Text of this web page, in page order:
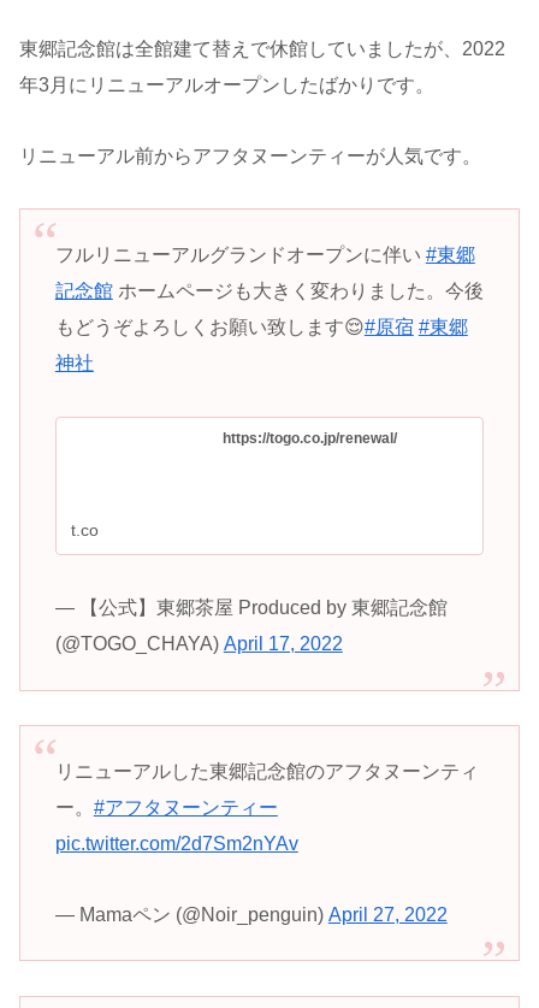
東郷記念館は全館建て替えで休館していましたが、2022
年3月にリニューアルオープンしたばかりです。
リニューアル前からアフタヌーンティーが人気です。
フルリニューアルグランドオープンに伴い #東郷
記念館ホームページも大きく変わりました。今後
もどうぞよろしくお願い致します😌#原宿 #東郷
神社
https://togo.co.jp/renewal/
t.co
— 【公式】東郷茶屋 Produced by 東郷記念館
(@TOGO_CHAYA) April 17, 2022
リニューアルした東郷記念館のアフタヌーンティ
ー。 #アフタヌーンティー
pic.twitter.com/2d7Sm2nYAv
— Mamaペン (@Noir_penguin) April 27, 2022